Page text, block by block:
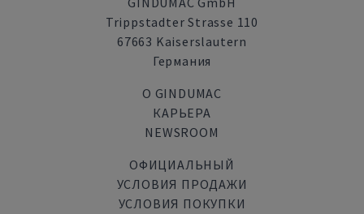
Trippstadter Strasse 110
67663 Kaiserslautern
Германия
О GINDUMAC
КАРЬЕРА
NEWSROOM
ОФИЦИАЛЬНЫЙ
УСЛОВИЯ ПРОДАЖИ
УСЛОВИЯ ПОКУПКИ